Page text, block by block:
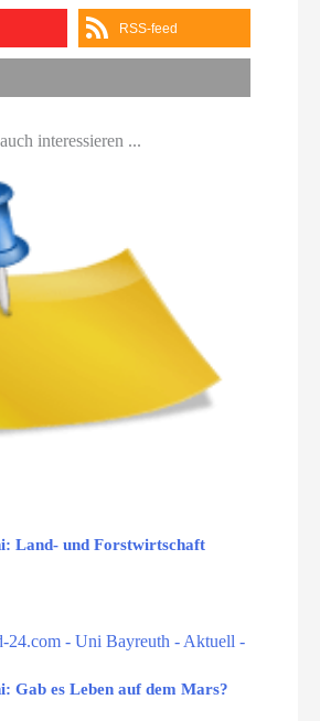
RSS-feed
interessieren ...
Land- und Forstwirtschaft
Gab es Leben auf dem Mars?